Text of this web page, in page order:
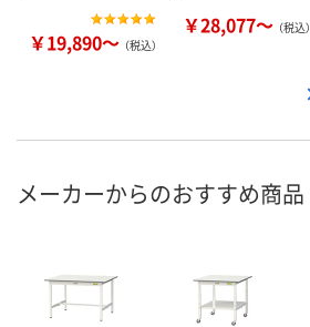
￥19,890～ （税込）
￥28,077～ （税込）
メーカーからのおすすめ商品